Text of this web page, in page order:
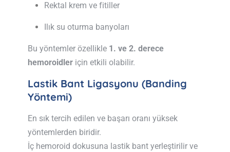
Rektal krem ve fitiller
Ilık su oturma banyoları
Bu yöntemler özellikle 1. ve 2. derece
hemoroidler için etkili olabilir.
Lastik Bant Ligasyonu (Banding
Yöntemi)
En sık tercih edilen ve başarı oranı yüksek
yöntemlerden biridir.
İç hemoroid dokusuna lastik bant yerleştirilir ve